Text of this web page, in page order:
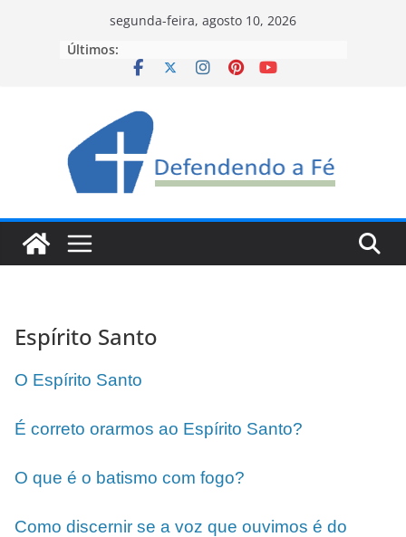
segunda-feira, agosto 10, 2026
Últimos:
Espírito Santo
O Espírito Santo
É correto orarmos ao Espírito Santo?
O que é o batismo com fogo?
Como discernir se a voz que ouvimos é do